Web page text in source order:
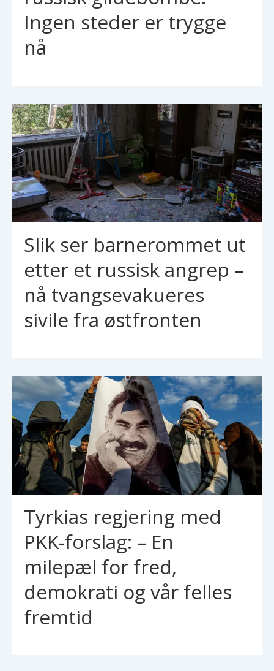
Ingen steder er trygge
nå
Slik ser barnerommet ut
etter et russisk angrep –
nå tvangsevakueres
sivile fra østfronten
Tyrkias regjering med
PKK-forslag: – En
milepæl for fred,
demokrati og vår felles
fremtid